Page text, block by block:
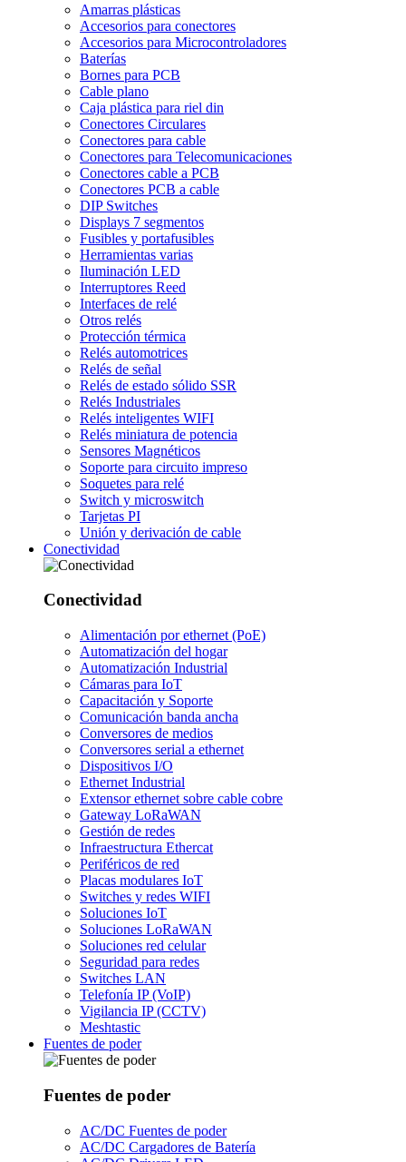
Amarras plásticas
Accesorios para conectores
Accesorios para Microcontroladores
Baterías
Bornes para PCB
Cable plano
Caja plástica para riel din
Conectores Circulares
Conectores para cable
Conectores para Telecomunicaciones
Conectores cable a PCB
Conectores PCB a cable
DIP Switches
Displays 7 segmentos
Fusibles y portafusibles
Herramientas varias
Iluminación LED
Interruptores Reed
Interfaces de relé
Otros relés
Protección térmica
Relés automotrices
Relés de señal
Relés de estado sólido SSR
Relés Industriales
Relés inteligentes WIFI
Relés miniatura de potencia
Sensores Magnéticos
Soporte para circuito impreso
Soquetes para relé
Switch y microswitch
Tarjetas PI
Unión y derivación de cable
Conectividad
Conectividad
Alimentación por ethernet (PoE)
Automatización del hogar
Automatización Industrial
Cámaras para IoT
Capacitación y Soporte
Comunicación banda ancha
Conversores de medios
Conversores serial a ethernet
Dispositivos I/O
Ethernet Industrial
Extensor ethernet sobre cable cobre
Gateway LoRaWAN
Gestión de redes
Infraestructura Ethercat
Periféricos de red
Placas modulares IoT
Switches y redes WIFI
Soluciones IoT
Soluciones LoRaWAN
Soluciones red celular
Seguridad para redes
Switches LAN
Telefonía IP (VoIP)
Vigilancia IP (CCTV)
Meshtastic
Fuentes de poder
Fuentes de poder
AC/DC Fuentes de poder
AC/DC Cargadores de Batería